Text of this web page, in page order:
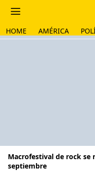
HOME AMÉRICA
Macrofestival de rock se
septiembre